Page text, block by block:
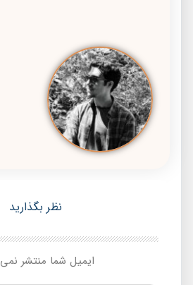
نظر بگذارید
ایمیل شما منتشر نمی شود.